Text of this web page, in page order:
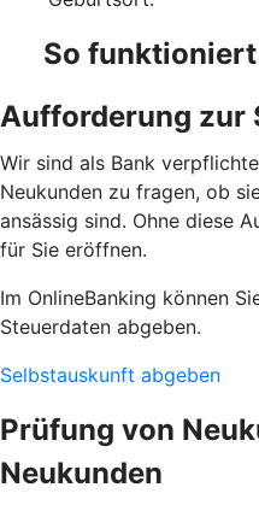
So
Aufforderung zur
Wir sind als Bank
Neukunden zu fragen, ob
ansässig sind. Ohne diese
für Sie eröffnen.
Im OnlineBanking können
Steuerdaten abgeben.
Selbstauskunft abgeben
Prüfung von
Neukunden